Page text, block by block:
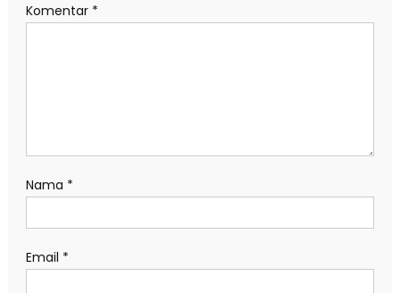
Komentar *
Nama *
Email *